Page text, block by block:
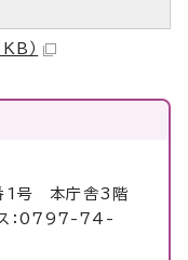
）
号 本庁舎3階
：0797-74-